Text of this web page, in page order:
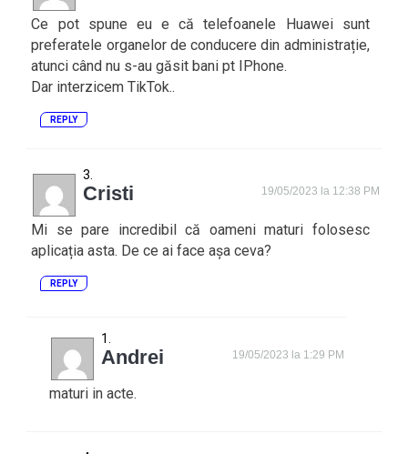
Ce pot spune eu e că telefoanele Huawei sunt
preferatele organelor de conducere din administrație,
atunci când nu s-au găsit bani pt IPhone.
Dar interzicem TikTok..
REPLY
Cristi 19/05/2023 la 12:38 PM
Mi se pare incredibil că oameni maturi folosesc
aplicația asta. De ce ai face așa ceva?
REPLY
Andrei 19/05/2023 la 1:29 PM
maturi in acte.